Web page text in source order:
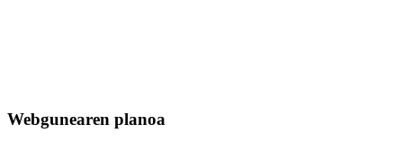
Webgunearen planoa